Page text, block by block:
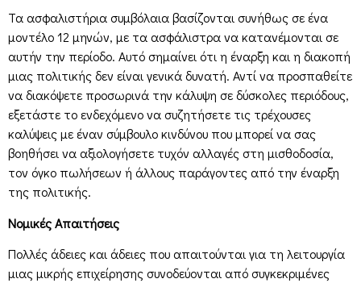
Τα ασφαλιστήρια συμβόλαια βασίζονται συνήθως σε ένα
μοντέλο 12 μηνών, με τα ασφάλιστρα να κατανέμονται σε
αυτήν την περίοδο. Αυτό σημαίνει ότι η έναρξη και η διακοπή
μιας πολιτικής δεν είναι γενικά δυνατή. Αντί να προσπαθείτε
να διακόψετε προσωρινά την κάλυψη σε δύσκολες περιόδους,
εξετάστε το ενδεχόμενο να συζητήσετε τις τρέχουσες
καλύψεις με έναν σύμβουλο κινδύνου που μπορεί να σας
βοηθήσει να αξιολογήσετε τυχόν αλλαγές στη μισθοδοσία,
τον όγκο πωλήσεων ή άλλους παράγοντες από την έναρξη
της πολιτικής.
Νομικές Απαιτήσεις
Πολλές άδειες και άδειες που απαιτούνται για τη λειτουργία
μιας μικρής επιχείρησης συνοδεύονται από συγκεκριμένες